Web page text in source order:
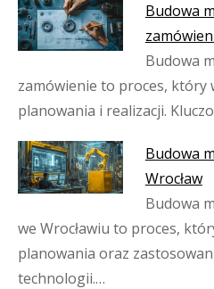
Budowa
Budowa
zamówienie to proces, który
planowania i realizacji.
Budowa
Wrocław
Budowa
we Wrocławiu to proces,
planowania oraz
technologii.…